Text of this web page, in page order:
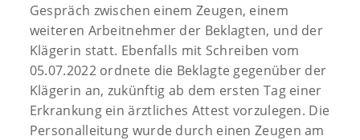
Gespräch zwischen einem Zeugen, einem
weiteren Arbeitnehmer der Beklagten, und der
Klägerin statt. Ebenfalls mit Schreiben vom
05.07.2022 ordnete die Beklagte gegenüber der
Klägerin an, zukünftig ab dem ersten Tag einer
Erkrankung ein ärztliches Attest vorzulegen. Die
Personalleitung wurde durch einen Zeugen am